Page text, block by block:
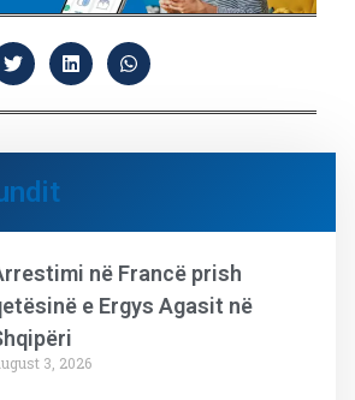
në Francë prish
e Ergys Agasit në
3, 2026